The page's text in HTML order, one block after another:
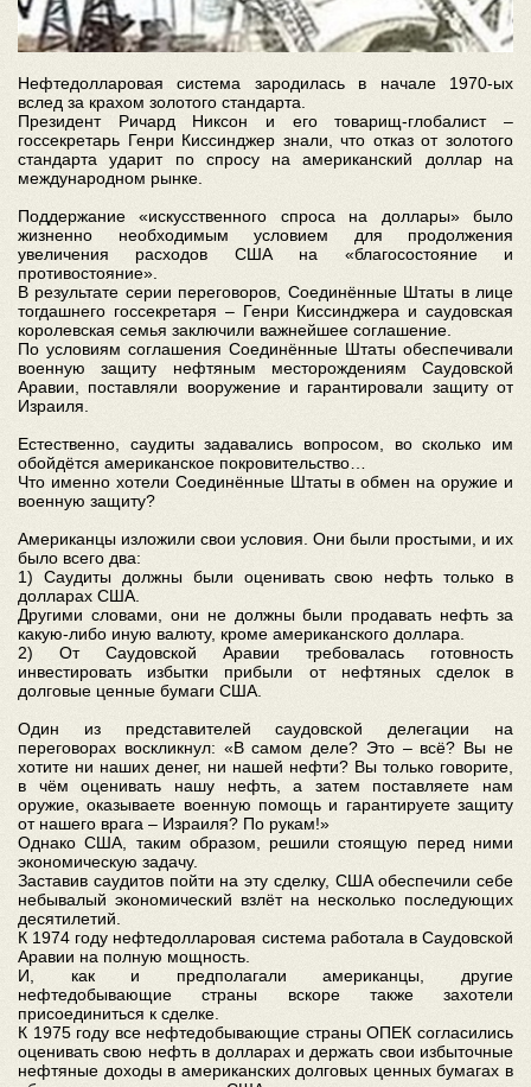
Нефтедолларовая система зародилась в начале 1970-ых
вслед за крахом золотого стандарта.
Президент Ричард Никсон и его товарищ-глобалист –
госсекретарь Генри Киссинджер знали, что отказ от золотого
стандарта ударит по спросу на американский доллар на
международном рынке.
Поддержание «искусственного спроса на доллары» было
жизненно необходимым условием для продолжения
увеличения расходов США на «благосостояние и
противостояние».
В результате серии переговоров, Соединённые Штаты в лице
тогдашнего госсекретаря – Генри Киссинджера и саудовская
королевская семья заключили важнейшее соглашение.
По условиям соглашения Соединённые Штаты обеспечивали
военную защиту нефтяным месторождениям Саудовской
Аравии, поставляли вооружение и гарантировали защиту от
Израиля.
Естественно, саудиты задавались вопросом, во сколько им
обойдётся американское покровительство…
Что именно хотели Соединённые Штаты в обмен на оружие и
военную защиту?
Американцы изложили свои условия. Они были простыми, и их
было всего два:
1) Саудиты должны были оценивать свою нефть только в
долларах США.
Другими словами, они не должны были продавать нефть за
какую-либо иную валюту, кроме американского доллара.
2) От Саудовской Аравии требовалась готовность
инвестировать избытки прибыли от нефтяных сделок в
долговые ценные бумаги США.
Один из представителей саудовской делегации на
переговорах воскликнул: «В самом деле? Это – всё? Вы не
хотите ни наших денег, ни нашей нефти? Вы только говорите,
в чём оценивать нашу нефть, а затем поставляете нам
оружие, оказываете военную помощь и гарантируете защиту
от нашего врага – Израиля? По рукам!»
Однако США, таким образом, решили стоящую перед ними
экономическую задачу.
Заставив саудитов пойти на эту сделку, США обеспечили себе
небывалый экономический взлёт на несколько последующих
десятилетий.
К 1974 году нефтедолларовая система работала в Саудовской
Аравии на полную мощность.
И, как и предполагали американцы, другие
нефтедобывающие страны вскоре также захотели
присоединиться к сделке.
К 1975 году все нефтедобывающие страны ОПЕК согласились
оценивать свою нефть в долларах и держать свои избыточные
нефтяные доходы в американских долговых ценных бумагах в